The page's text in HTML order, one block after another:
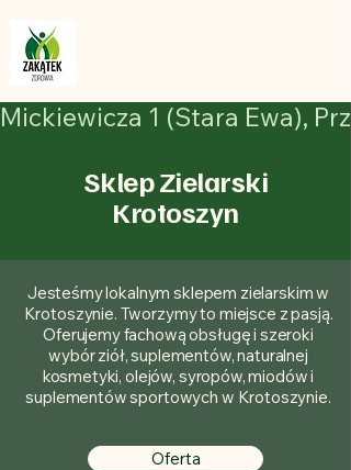
Mickiewicza 1 (stara Ewa),
Sklep Zielarski
Krotoszyn
Jesteśmy lokalnym sklepem zielarskim w
Krotoszynie. Tworzymy to miejsce z pasją.
Oferujemy fachową obsługę i szeroki
wybór ziół, suplementów, naturalnej
kosmetyki, olejów, syropów, miodów i
suplementów sportowych w Krotoszynie.
Oferta